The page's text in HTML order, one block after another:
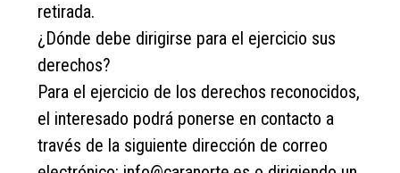
retirada.
¿Dónde debe dirigirse para el ejercicio sus
derechos?
Para el ejercicio de los derechos reconocidos,
el interesado podrá ponerse en contacto a
través de la siguiente dirección de correo